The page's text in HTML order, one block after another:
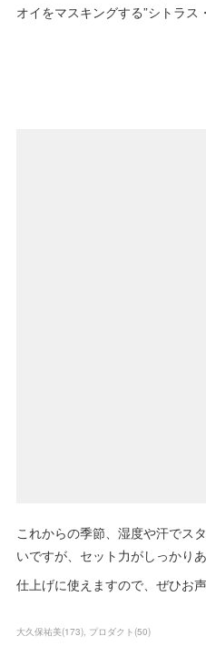
オイをマスキングする”シトラス
これからの季節、湿度や汗でス
いですが、セット力がしっかり
仕上げに使えますので、ぜひお
大久保祐美(173) プロダクト (50)